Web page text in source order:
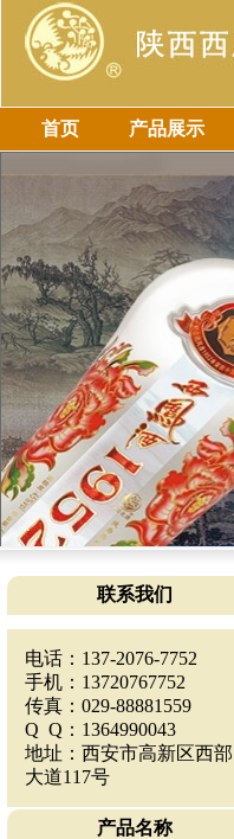
首页 产品展示
联系我们
电话：137-2076-7752
手机：13720767752
传真：029-88881559
Q Q：1364990043
地址：西安市高新区西部
大道117号
产品名称